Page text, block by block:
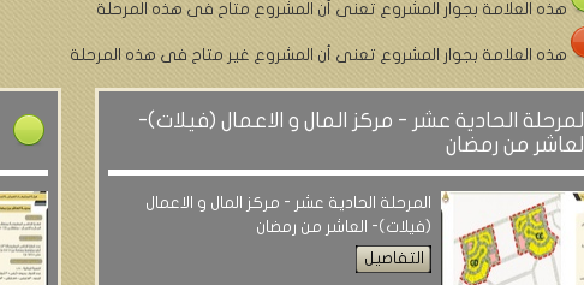
هذه العلامة بجوار المشروع تعنى أن المشروع متاح فى هذه المرحلة
هذه العلامة بجوار المشروع تعنى أن المشروع غير متاح فى هذه المرحلة
المرحلة الحادية عشر - مركز المال و الاعمال (فيلات)-
العاشر من رمضان
المرحلة الحادية عشر - مركز المال و الاعمال
(فيلات)- العاشر من رمضان
التفاصيل